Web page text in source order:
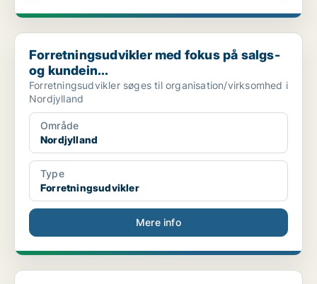
Forretningsudvikler med fokus på salgs- og kundein...
Forretningsudvikler med fokus på salgs-
og kundein...
Forretningsudvikler søges til organisation/virksomhed i
Nordjylland
Område
Nordjylland
Type
Forretningsudvikler
Mere info
Social- og sundhedsassistent i blandede vagter med...